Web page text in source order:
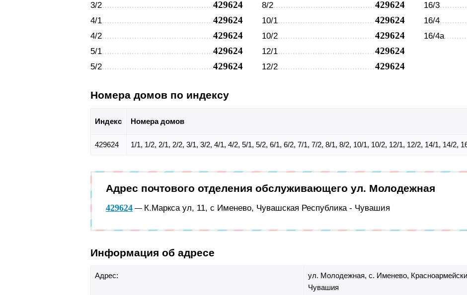
3/2 429624
4/1 429624
4/2 429624
5/1 429624
5/2 429624
8/2 429624
10/1 429624
10/2 429624
12/1 429624
12/2 429624
16/3
16/4
16/4а
Номера домов по индексу
Индекс Номера домов
429624 1/1, 1/2, 2/1, 2/2, 3/1, 3/2, 4/1, 4/2, 5/1, 5/2, 6/1, 6/2, 7/1, 7/2, 8/1, 8/2, 10/1, 10/2, 12/1, 12/2, 14/1, 14/2,
Адрес почтового отделения обслуживающего ул. Молодежная
429624 — К.Маркса ул, 11, с Именево, Чувашская Республика - Чувашия
Информация об адресе
Адрес: ул. Молодежная, с. Именево,
Чувашия